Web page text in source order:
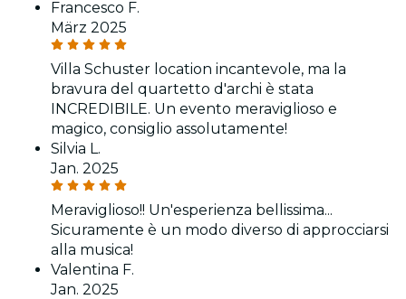
Francesco F.
März 2025
Villa Schuster location incantevole, ma la
bravura del quartetto d'archi è stata
INCREDIBILE. Un evento meraviglioso e
magico, consiglio assolutamente!
Silvia L.
Jan. 2025
Meraviglioso!! Un'esperienza bellissima...
Sicuramente è un modo diverso di approcciarsi
alla musica!
Valentina F.
Jan. 2025